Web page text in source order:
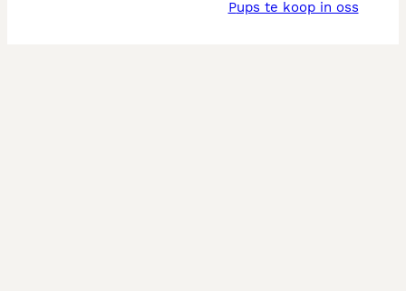
pups te koop in oss